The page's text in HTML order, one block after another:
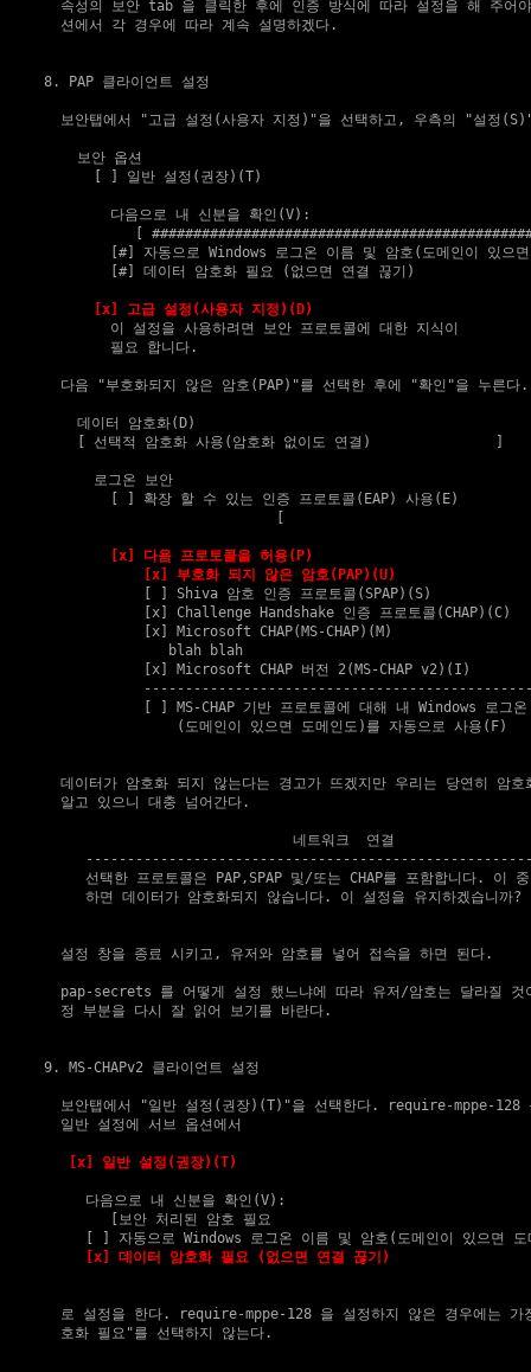
속성의 보안 tab 을 클릭한 후에 인증 방식에 따라 설정을 해 주어
    션에서 각 경우에 따라 계속 설명하겠다.
8. PAP 클라이언트 설정
보안탭에서 "고급 설정(사용자 지정)"을 선택하고, 우측의 "설정
      보안 옵션
        [ ] 일반 설정(권장)(T)
          다음으로 내 신분을 확인(V):
[
[#] 자동으로 Windows 로그온 이름 및 암호(도메인이 있으
          [#] 데이터 암호화 필요 (없으면 연결 끊기)
[x] 고급 설정(사용자 지정)(D)
          이 설정을 사용하려면 보안 프로토콜에 대한 지식이
          필요 합니다.
    다음 "부호화되지 않은 암호(PAP)"를 선택한 후에 "확인"을 누른다.
      데이터 암호화(D)
      [ 선택적 암호화 사용(암호화 없이도 연결)               ]
        로그온 보안
          [ ] 확장 할 수 있는 인증 프로토콜(EAP) 사용(E)
[x] 다음 프로토콜을 허용(P)
[x] 부호화 되지 않은 암호(PAP)(U)
              [ ] Shiva 암호 인증 프로토콜(SPAP)(S)
              [x] Challenge Handshake 인증 프로토콜(CHAP)(C)
              [x] Microsoft CHAP(MS-CHAP)(M)
                 blah blah
              [x] Microsoft CHAP 버전 2(MS-CHAP v2)(I)
[ ] MS-CHAP 기반 프로토콜에 대해 내 Windows 로그온
                  (도메인이 있으면 도메인도)를 자동으로 사용(F)
데이터가 암호화 되지 않는다는 경고가 뜨겠지만 우리는 당연히 암호
    알고 있으니 대충 넘어간다.
                                네트워크  연결
선택한 프로토콜은 PAP,SPAP 및/또는 CHAP를 포함합니다. 이
       하면 데이터가 암호화되지 않습니다. 이 설정을 유지하겠습니까?
    설정 창을 종료 시키고, 유저와 암호를 넣어 접속을 하면 된다.
pap-secrets 를 어떻게 설정 했느냐에 따라 유저/암호는 달라질 것
    정 부분을 다시 잘 읽어 보기를 바란다.
9. MS-CHAPv2 클라이언트 설정
보안탭에서 "일반 설정(권장)(T)"을 선택한다. require-mppe-128
    일반 설정에 서브 옵션에서
[x] 일반 설정(권장)(T)
       다음으로 내 신분을 확인(V):
[보안 처리된 암호 필요
[ ] 자동으로 Windows 로그온 이름 및 암호(도메인이 있으면 도
[x] 데이터 암호화 필요 (없으면 연결 끊기)
로 설정을 한다. require-mppe-128 을 설정하지 않은 경우에는 가
    호화 필요"를 선택하지 않는다.